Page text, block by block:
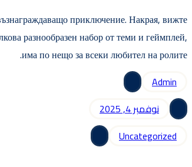
приключение. Накрая, вижте
разнообразен набор от теми и геймплей,
има по нещо за всеки любител на ролите.
Admin
نوفمبر 4, 2025
Uncategorized